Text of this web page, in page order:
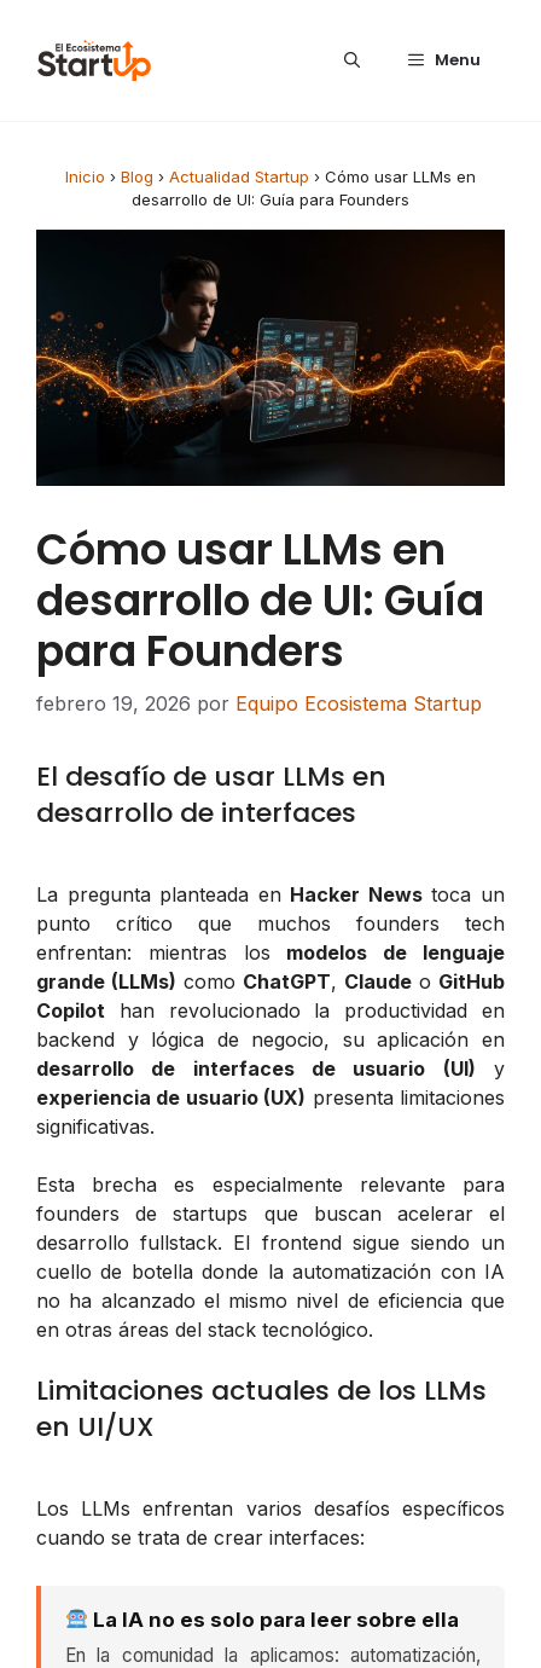
Menu
Inicio › Blog › Actualidad Startup › Cómo usar LLMs en
desarrollo de UI: Guía para Founders
Cómo usar LLMs en
desarrollo de UI: Guía
para Founders
febrero 19, 2026 por Equipo Ecosistema Startup
El desafío de usar LLMs en
desarrollo de interfaces
La pregunta planteada en Hacker Newstoca un
punto crítico que muchos founders tech
enfrentan: mientras los modelos de lenguaje
grande (LLMs) como ChatGPT, Claude o GitHub
Copilot han revolucionado la productividad en
backend y lógica de negocio, su aplicación en
desarrollo de interfaces de usuario (UI) y
experiencia de usuario (UX) presenta limitaciones
significativas.
Esta brecha es especialmente relevante para
founders de startups que buscan acelerar el
desarrollo fullstack. El frontend sigue siendo un
cuello de botella donde la automatización con IA
no ha alcanzado el mismo nivel de eficiencia que
en otras áreas del stack tecnológico.
Limitaciones actuales de los LLMs
en UI/UX
Los LLMs enfrentan varios desafíos específicos
cuando se trata de crear interfaces:
La IA no es solo para leer sobre ella
En la comunidad la aplicamos: automatización,